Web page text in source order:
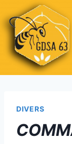
to
content
DIVERS